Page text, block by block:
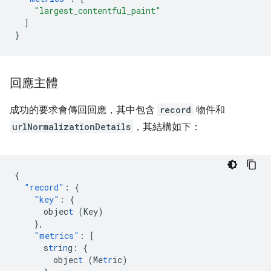
"largest_contentful_paint"
]
}
回應主體
成功的要求會傳回回應，其中包含 record 物件和
urlNormalizationDetails ，其結構如下：
{
"record" :
{
"key" :
{
object (Key)
},
"metrics" :
[
string :
{
object (Metric)